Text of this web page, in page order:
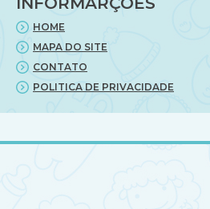
HOME
MAPA DO SITE
CONTATO
POLITICA DE PRIVACIDADE